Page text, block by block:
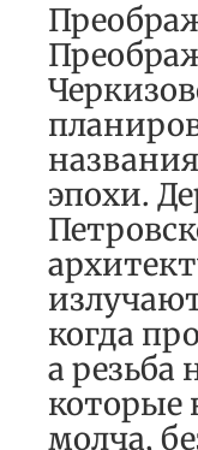
эпохи.
когда
а резьба
которые
молча,